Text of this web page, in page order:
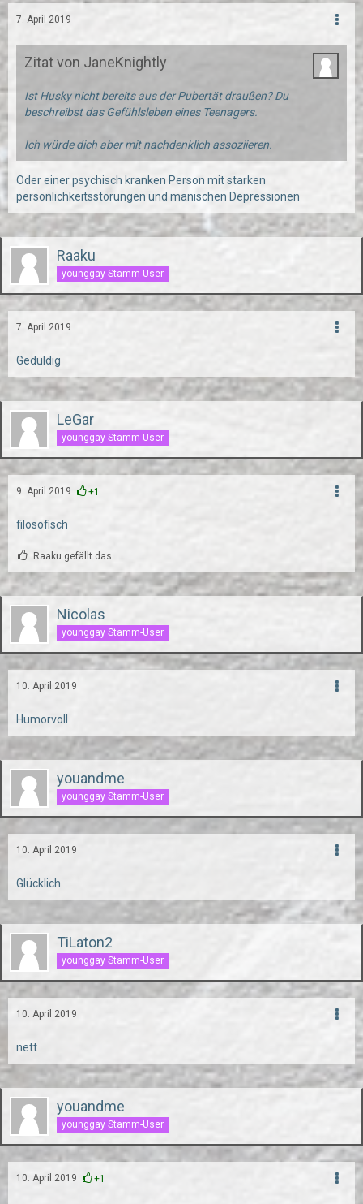
7. April 2019
Zitat von JaneKnightly
Ist Husky nicht bereits aus der Pubertät draußen? Du
beschreibst das Gefühlsleben eines Teenagers.
Ich würde dich aber mit nachdenklich assoziieren.
Oder einer psychisch kranken Person mit starken
persönlichkeitsstörungen und manischen Depressionen
Raaku
younggay Stamm-User
7. April 2019
Geduldig
LeGar
younggay Stamm-User
9. April 2019 +1
filosofisch
Raaku gefällt das.
Nicolas
younggay Stamm-User
10. April 2019
Humorvoll
youandme
younggay Stamm-User
10. April 2019
Glücklich
TiLaton2
younggay Stamm-User
10. April 2019
nett
youandme
younggay Stamm-User
10. April 2019 +1